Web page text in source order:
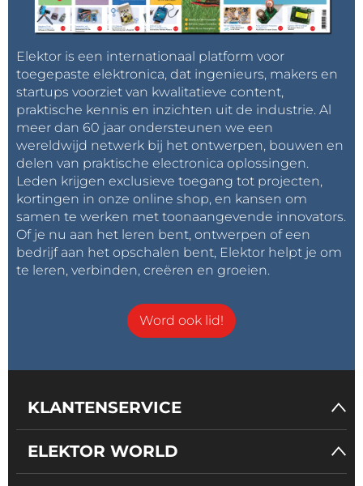
Elektor is een internationaal platform voor
toegepaste elektronica, dat ingenieurs, makers en
startups voorziet van kwalitatieve content,
praktische kennis en inzichten uit de industrie. Al
meer dan 60 jaar ondersteunen we een
wereldwijd netwerk bij het ontwerpen, bouwen en
delen van praktische electronica oplossingen.
Leden krijgen exclusieve toegang tot projecten,
kortingen in onze online shop, en kansen om
samen te werken met toonaangevende innovators.
Of je nu aan het leren bent, ontwerpen of een
bedrijf aan het opschalen bent, Elektor helpt je om
te leren, verbinden, creëren en groeien.
Word ook lid!
KLANTENSERVICE
ELEKTOR WORLD